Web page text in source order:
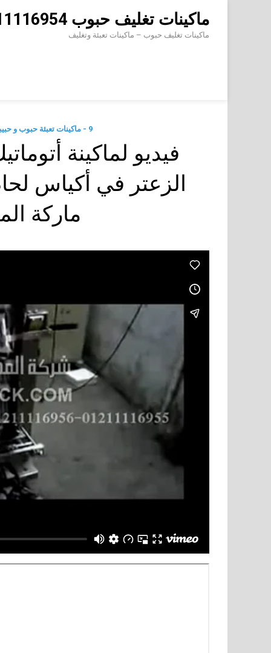
content
ماكينات تغليف حبوب 01211116954 – 01211116956 – 01211116958
ماكينات تغليف حبوب – ماكينات تعبئة وتغليف
9 - ماكينات تعبئة حبوب و حبيبات وتعبئة مساحيق في اكياس اوتوماتيك
فيديو لماكينة
ماركة